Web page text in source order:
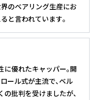
のベアリング生産にお
と言われています｡
に優れたキャッパー｡開
ール式が主流で､ベル
の批判を受けましたが､